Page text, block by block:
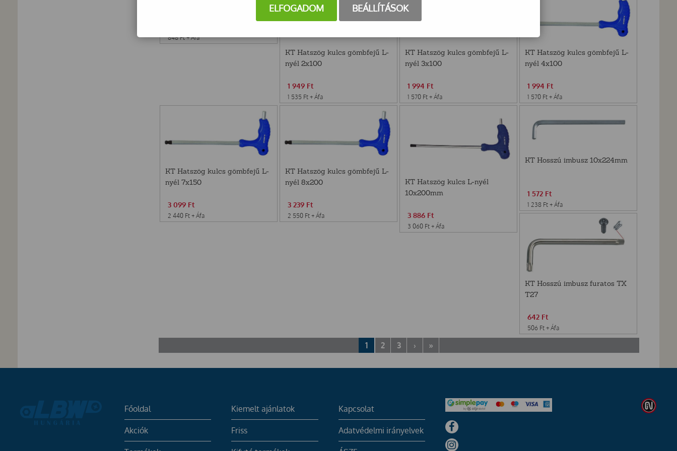
848Ft+ Áfa
KT Hatszög kulcs gömbfejű L-
nyél 2x100
1 949 Ft
1 535 Ft + Áfa
KT Hatszög kulcs gömbfejű L-
nyél 3x100
1 994 Ft
1 570 Ft + Áfa
KT Hatszög kulcs gömbfejű L-
nyél 4x100
1 994 Ft
1 570 Ft + Áfa
KT Hatszög kulcs gömbfejű L-
nyél 7x150
3 099 Ft
2 440 Ft + Áfa
KT Hatszög kulcs gömbfejű L-
nyél 8x200
3 239 Ft
2 550 Ft + Áfa
KT Hatszög kulcs L-nyél
10x200mm
3 886 Ft
3 060 Ft + Áfa
KT Hosszú imbusz 10x224mm
1 572 Ft
1 238 Ft + Áfa
KT Hosszú imbusz furatos TX
T27
642 Ft
506 Ft + Áfa
1 2 3 › »
Főoldal
Akciók
Kiemelt ajánlatok
Friss
Kapcsolat
Adatvédelmi irányelvek
ELFOGADOM BEÁLLÍTÁSOK